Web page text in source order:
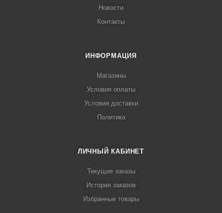
Новости
Контакты
ИНФОРМАЦИЯ
Магазины
Условия оплаты
Условия доставки
Политика
ЛИЧНЫЙ КАБИНЕТ
Текущие заказы
История заказов
Избранные товары